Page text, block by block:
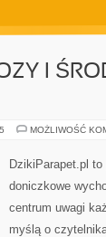
I
MOŻLIWOŚĆ
DzikiParapet.pl
doniczkowe
centrum uwagi
myślą o